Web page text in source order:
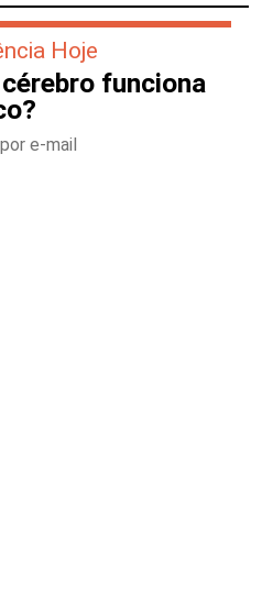
Hoje
funciona
e-mail